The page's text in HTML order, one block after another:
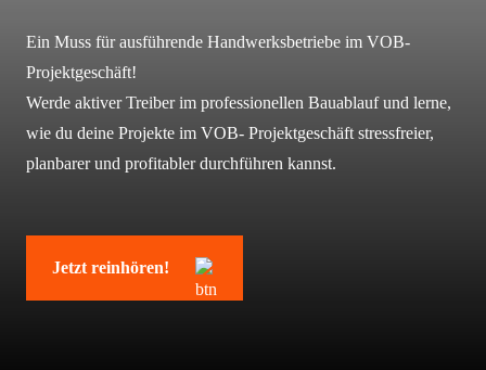
Ein Muss für ausführende Handwerksbetriebe im VOB-
Projektgeschäft!
Werde aktiver Treiber im professionellen Bauablauf und lerne,
wie du deine Projekte im VOB- Projektgeschäft stressfreier,
planbarer und profitabler durchführen kannst.
Jetzt reinhören!